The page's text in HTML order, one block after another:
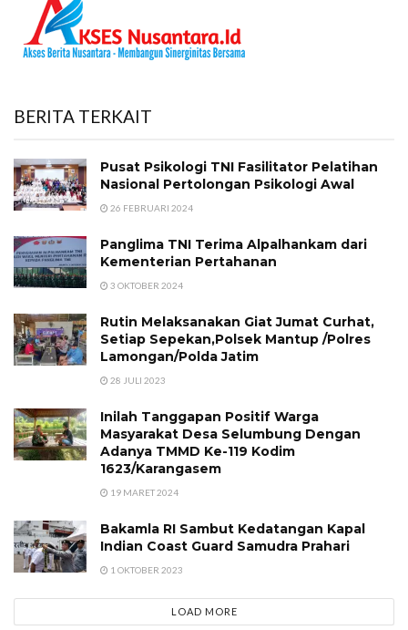
BERITA TERKAIT
Pusat Psikologi TNI Fasilitator Pelatihan
Nasional Pertolongan Psikologi Awal
26 FEBRUARI 2024
Panglima TNI Terima Alpalhankam dari
Kementerian Pertahanan
3 OKTOBER 2024
Rutin Melaksanakan Giat Jumat Curhat,
Setiap Sepekan,Polsek Mantup /Polres
Lamongan/Polda Jatim
28 JULI 2023
Inilah Tanggapan Positif Warga
Masyarakat Desa Selumbung Dengan
Adanya TMMD Ke-119 Kodim
1623/Karangasem
19 MARET 2024
Bakamla RI Sambut Kedatangan Kapal
Indian Coast Guard Samudra Prahari
1 OKTOBER 2023
LOAD MORE